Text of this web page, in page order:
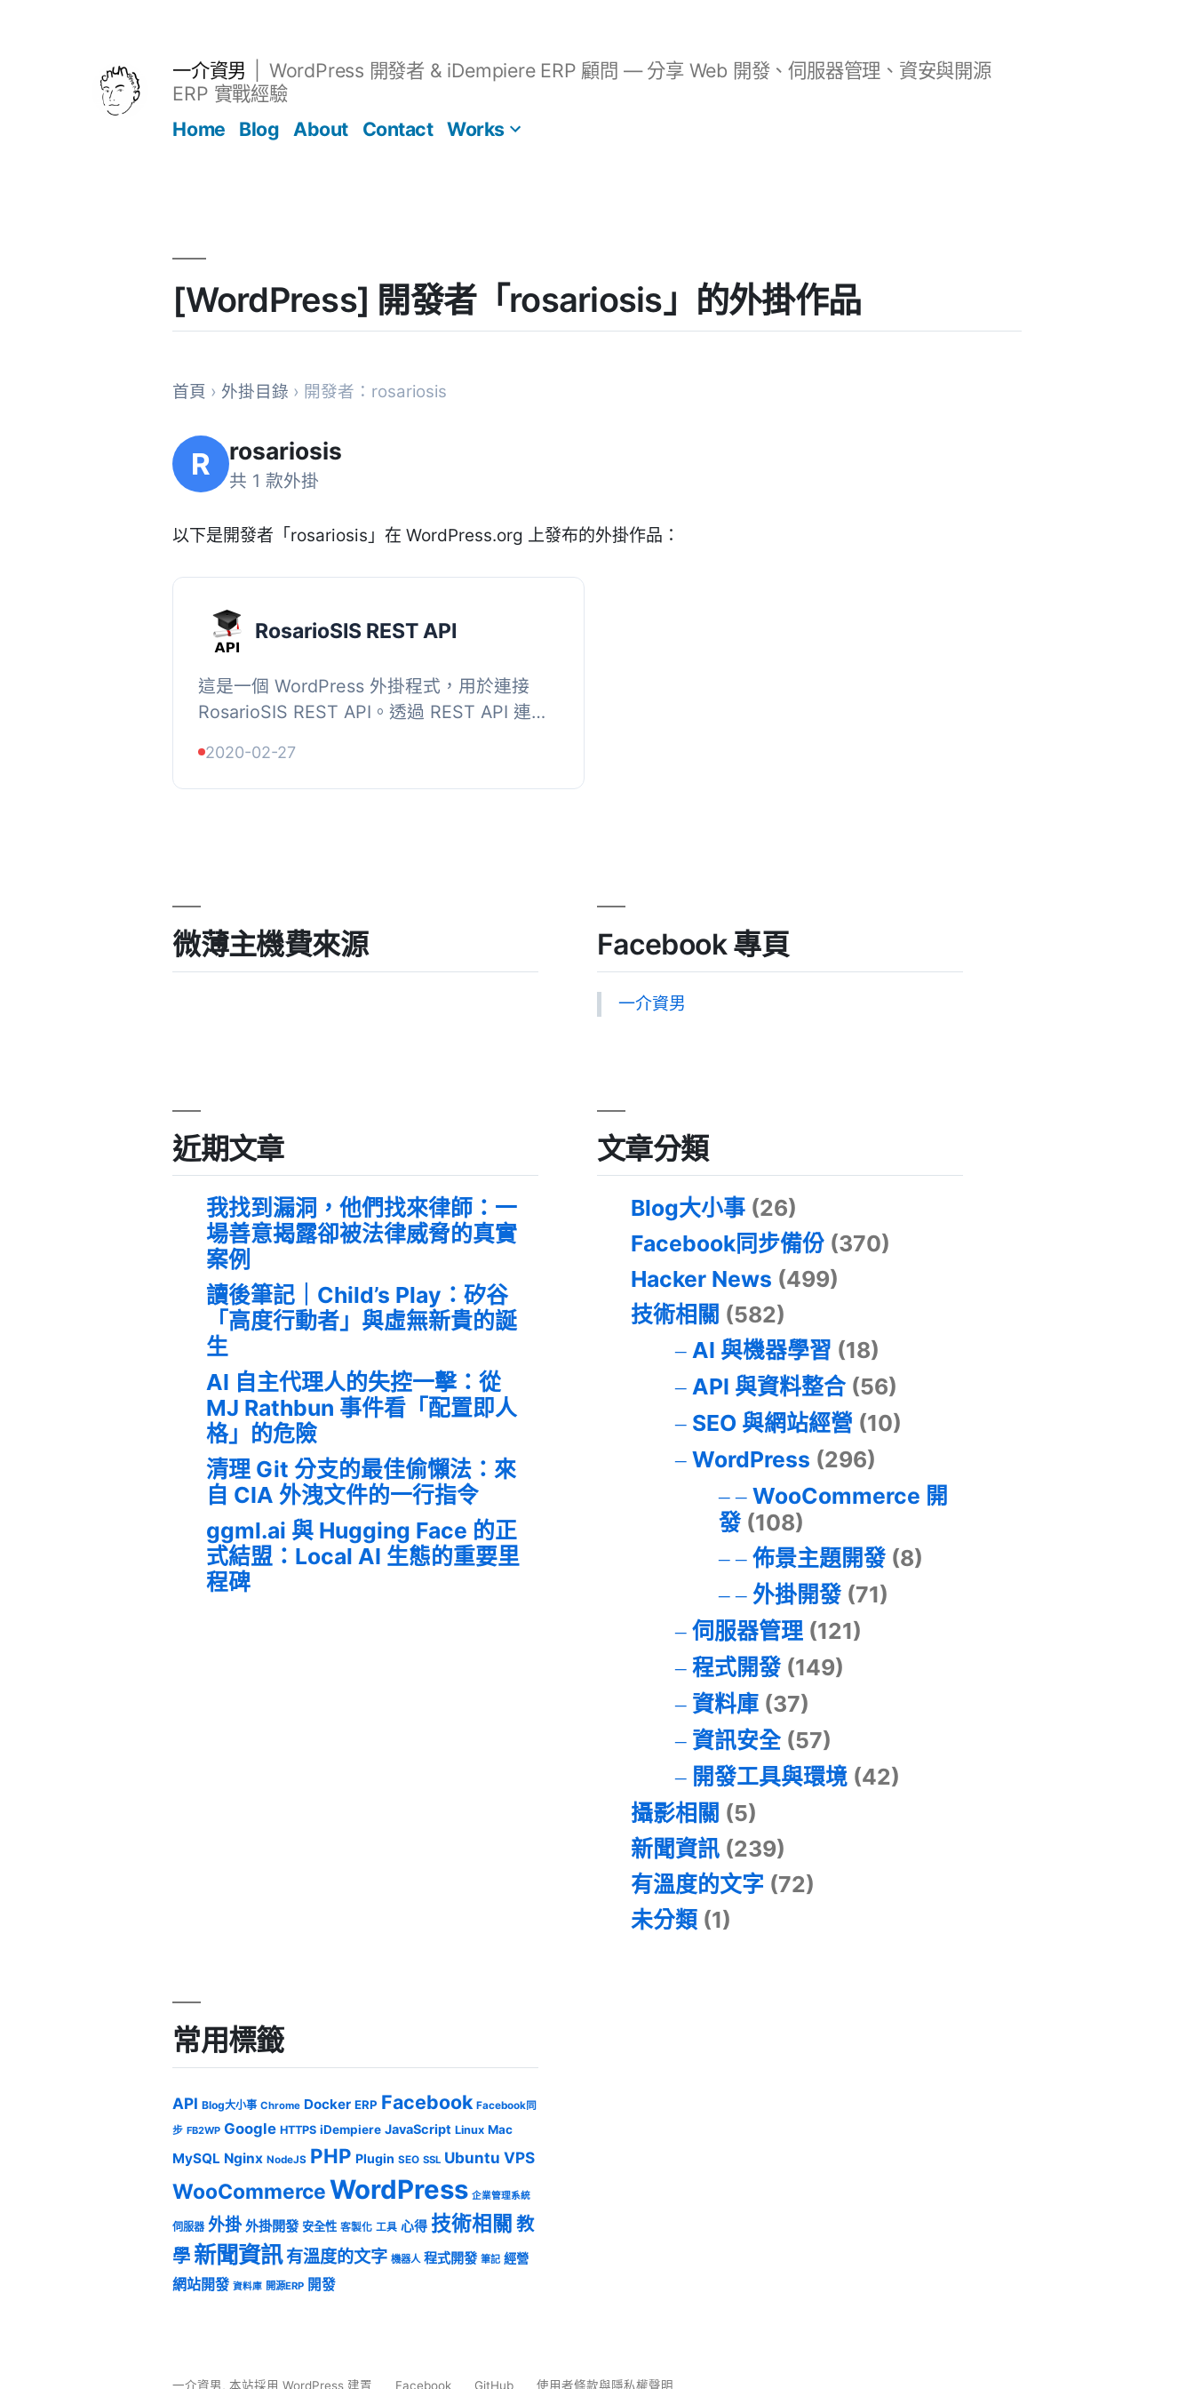
一介資男
WordPress 開發者 & iDempiere ERP 顧問 — 分享 Web 開發、伺服器管理、資安與開源
ERP 實戰經驗
Home
Blog About Contact Works
[WordPress] 開發者「rosariosis」的外掛作品
首頁 › 外掛目錄 › 開發者：rosariosis
R rosariosis
共 1 款外掛
以下是開發者「rosariosis」在 WordPress.org 上發布的外掛作品：
RosarioSIS REST API
這是一個 WordPress 外掛程式，用於連接
RosarioSIS REST API。透過 REST API 連接
合您學校資訊系統的資料。, 此外...
2020-02-27
微薄主機費來源 Facebook 專頁
一介資男
近期文章
我找到漏洞，他們找來律師：一
場善意揭露卻被法律威脅的真實
案例
讀後筆記｜Child’s Play：矽谷
「高度行動者」與虛無新貴的誕
生
AI 自主代理人的失控一擊：從
MJ Rathbun 事件看「配置即人
格」的危險
清理 Git 分支的最佳偷懶法：來
自 CIA 外洩文件的一行指令
ggml.ai 與 Hugging Face 的正
式結盟：Local AI 生態的重要里
程碑
文章分類
Blog大小事 (26)
Facebook同步備份 (370)
Hacker News (499)
技術相關 (582)
AI 與機器學習 (18)
API 與資料整合(56)
SEO 與網站經營 (10)
WordPress (296)
WooCommerce 開
發(108)
佈景主題開發(8)
外掛開發(71)
伺服器管理(121)
程式開發(149)
資料庫(37)
資訊安全(57)
開發工具與環境(42)
攝影相關 (5)
新聞資訊 (239)
有溫度的文字 (72)
未分類 (1)
常用標籤
API Blog大小事 Chrome Docker ERP Facebook Facebook同
步 FB2WP Google HTTPS iDempiere JavaScript Linux Mac
MySQL Nginx NodeJS PHP Plugin SEO SSL Ubuntu VPS
WooCommerceWordPress 企業管理系統
伺服器 外掛 外掛開發 安全性 客製化 工具 心得 技術相關 教
學 新聞資訊有溫度的文字 機器人 程式開發 筆記 經營
網站開發 資料庫 開源ERP 開發
一介資男,本站採用 WordPress 建置 Facebook GitHub 使用者條款與隱私權聲明